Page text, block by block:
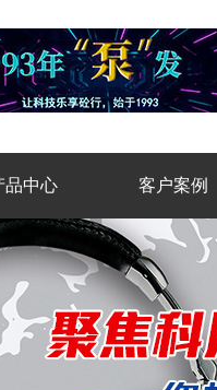
品中心 客户案例